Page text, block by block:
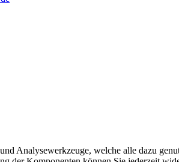
Analysewerkzeuge, welche alle dazu